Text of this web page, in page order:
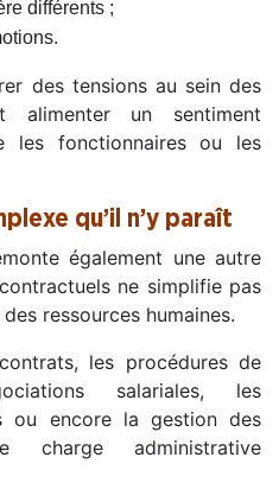
différents ;
des tensions au sein des
un sentiment
les fonctionnaires ou les
qu’il n’y paraît
également une autre
ne simplifie pas
ressources humaines.
les procédures de
salariales, les
ou encore la gestion des
charge administrative